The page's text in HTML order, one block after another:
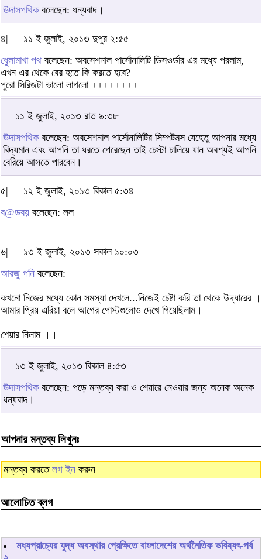
ঊদাসপথিকবলেছেন: ধন্যবাদ।
৪|
১১ ই জুলাই, ২০১৩ দুপুর ২:৫৫
ধুেলামাখা পথ বলেছেন: অবসেশনাল পার্সোনালিটি ডিসওর্ডার এর মধ্যে পরলাম,
এখন এর থেকে বের হতে কি করতে হবে?
পুরো সিরিজটা ভালো লাগলো ++++++++
১১ ই জুলাই, ২০১৩ রাত ৯:৩৮
ঊদাসপথিকবলেছেন: অবসেশনাল পার্সোনালিটির সিম্পটমস যেহেতু আপনার মধ্যে
বিদ্যমান এবং আপনি তা ধরতে পেরেছেন তাই চেস্টা চালিয়ে যান অবশ্যই আপনি
বেরিয়ে আসতে পারবেন।
৫|
১২ ই জুলাই, ২০১৩ বিকাল ৫:৩৪
ব@ডবয় বলেছেন: লল
৬|
১৩ ই জুলাই, ২০১৩ সকাল ১০:০৩
আরজু পনি বলেছেন:
কখনো নিজের মধ্যে কোন সমস্যা দেখলে...নিজেই চেষ্টা করি তা থেকে উদ্ধারের ।
আমার প্রিয় এরিয়া বলে আগের পোস্টগুলোও দেখে গিয়েছিলাম।
শেয়ার নিলাম ।।
১৩ ই জুলাই, ২০১৩ বিকাল ৪:৫৩
ঊদাসপথিকবলেছেন: পড়ে মন্তব্য করা ও শেয়ারে নেওয়ার জন্য অনেক অনেক
ধন্যবাদ।
আপনার মন্তব্য লিখুনঃ
মন্তব্য করতে লগ ইন করুন
আলোচিত ব্লগ
মধ্যপ্রাচ্যের যুদ্ধ অবস্থার প্রেক্ষিতে বাংলাদেশের অর্থনৈতিক ভবিষ্যৎ-পর্ব